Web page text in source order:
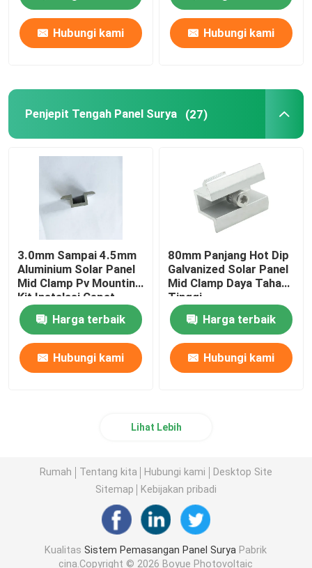
Hubungi kami Hubungi kami
Penjepit Tengah Panel Surya (27)
3.0mm Sampai 4.5mm
Aluminium Solar Panel
Mid Clamp Pv Mounting
Kit Instalasi Cepat
Harga terbaik
Hubungi kami
80mm Panjang Hot Dip
Galvanized Solar Panel
Mid Clamp Daya Tahan
Tinggi
Harga terbaik
Hubungi kami
Lihat Lebih
Rumah Tentang kita Hubungi kami
Desktop Site
Sitemap
Kebijakan pribadi
KualitasSistem Pemasangan Panel Surya Pabrik
cina.Copyright © 2026 Boyue Photovoltaic